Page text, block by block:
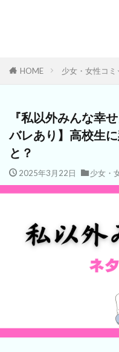
HOME 少女・女性コミ
『私以外みんな幸
バレあり】高校生
と？
2025年3月22日 少女・